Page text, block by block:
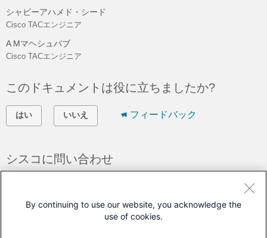
シャビーアハメド・シード
Cisco TACエンジニア
A Mマヘシュバブ
Cisco TACエンジニア
このドキュメントは役に立ちましたか?
はい いいえ フィードバック
シスコに問い合わせ
シスコ サービス契約 が必要です。)
By continuing to use our website, you acknowledge the
use of cookies.